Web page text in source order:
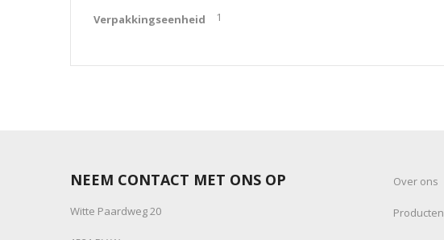
Verpakkingseenheid 1
NEEM CONTACT MET ONS OP
Witte Paardweg 20
Over ons
Producten